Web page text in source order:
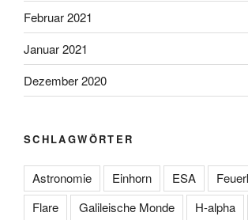
Februar 2021
Januar 2021
Dezember 2020
SCHLAGWÖRTER
Astronomie Einhorn ESA
Flare
Galileische Monde H-alpha